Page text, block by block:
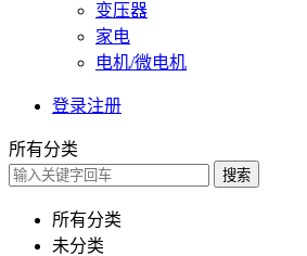
变压器
家电
电机/微电机
登录注册
所有分类
搜索
所有分类
未分类